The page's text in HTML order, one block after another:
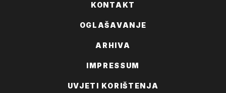
KONTAKT
OGLAŠAVANJE
ARHIVA
IMPRESSUM
UVJETI KORIŠTENJA